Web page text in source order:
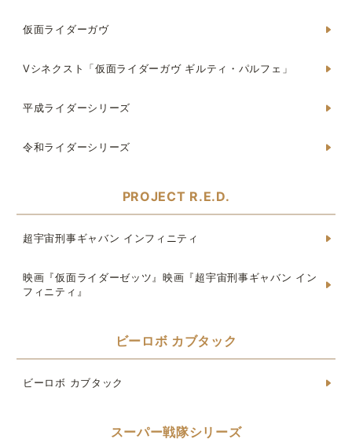
仮面ライダーガヴ
Vシネクスト「仮面ライダーガヴ ギルティ・パルフェ」
平成ライダーシリーズ
令和ライダーシリーズ
PROJECT R.E.D.
超宇宙刑事ギャバン インフィニティ
映画『仮面ライダーゼッツ』映画『超宇宙刑事ギャバン イン
フィニティ』
ビーロボ カブタック
ビーロボ カブタック
スーパー戦隊シリーズ